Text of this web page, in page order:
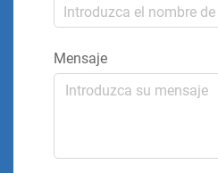
Mensaje